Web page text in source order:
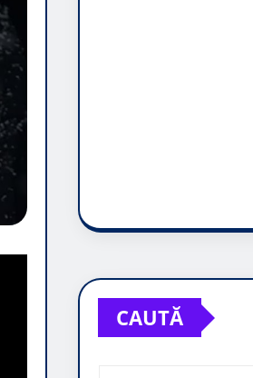
CAUTĂ